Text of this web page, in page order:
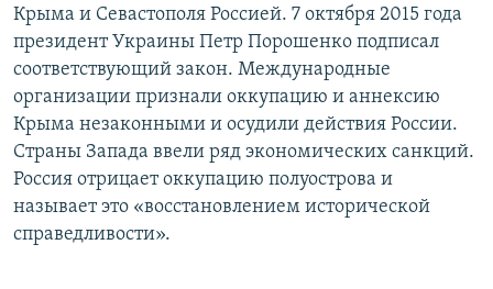
Крыма и Севастополя Россией. 7 октября 2015 года
президент Украины Петр Порошенко подписал
соответствующий закон. Международные
организации признали оккупацию и аннексию
Крыма незаконными и осудили действия России.
Страны Запада ввели ряд экономических санкций.
Россия отрицает оккупацию полуострова и
называет это «восстановлением исторической
справедливости».